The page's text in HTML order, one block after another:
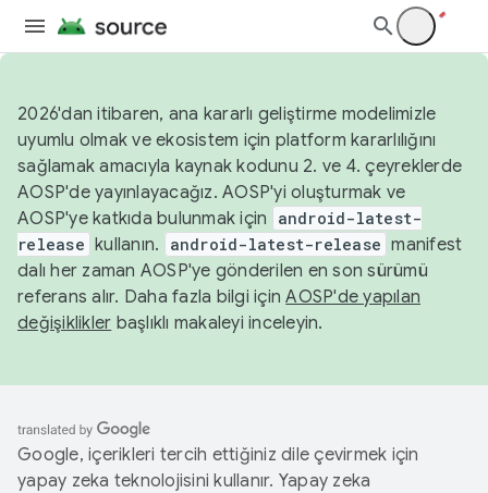
2026'dan itibaren, ana kararlı geliştirme modelimizle
uyumlu olmak ve ekosistem için platform kararlılığını
sağlamak amacıyla kaynak kodunu 2. ve 4. çeyreklerde
AOSP'de yayınlayacağız. AOSP'yi oluşturmak ve
AOSP'ye katkıda bulunmak için
android-latest-
release kullanın. android-latest-release manifest
dalı her zaman AOSP'ye gönderilen en son sürümü
referans alır. Daha fazla bilgi içinAOSP'de yapılan
değişiklikler başlıklı makaleyi inceleyin.
Google, içerikleri tercih ettiğiniz dile çevirmek için
yapay zeka teknolojisini kullanır. Yapay zeka